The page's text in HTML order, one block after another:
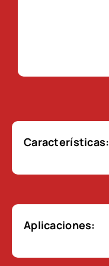
Características:
Aplicaciones: